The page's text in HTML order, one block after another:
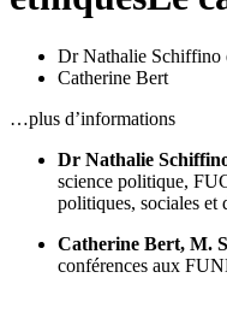
Dr Nathalie Schiffino
Catherine Bert
…plus d’informations
Dr Nathalie
science politique,
politiques, sociales et
Catherine Bert, M.
conférences aux